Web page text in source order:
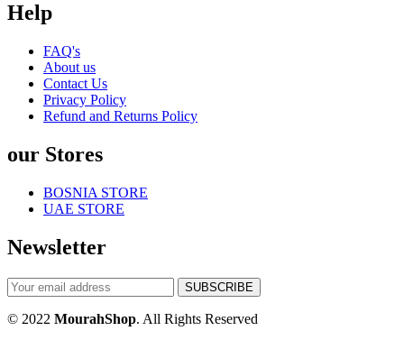
Help
FAQ's
About us
Contact Us
Privacy Policy
Refund and Returns Policy
our Stores
BOSNIA STORE
UAE STORE
Newsletter
© 2022 MourahShop. All Rights Reserved